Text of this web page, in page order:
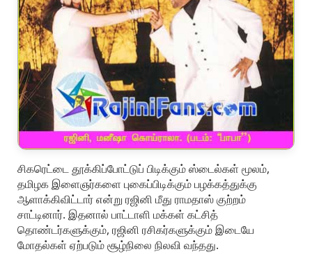
சிகரெட்டை தூக்கிப்போட்டுப் பிடிக்கும் ஸ்டைல்கள் மூலம்,
தமிழக இளைஞர்களை புகைப்பிடிக்கும் பழக்கத்துக்கு
ஆளாக்கிவிட்டார் என்று ரஜினி மீது ராமதாஸ் குற்றம்
சாட்டினார். இதனால் பாட்டாளி மக்கள் கட்சித்
தொண்டர்களுக்கும், ரஜினி ரசிகர்களுக்கும் இடையே
மோதல்கள் ஏற்படும் சூழ்நிலை நிலவி வந்தது.